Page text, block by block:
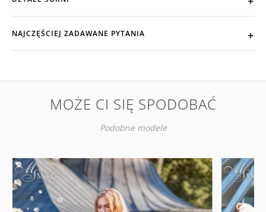
NAJCZĘŚCIEJ ZADAWANE PYTANIA
MOŻE CI SIĘ SPODOBAĆ
Podobne modele